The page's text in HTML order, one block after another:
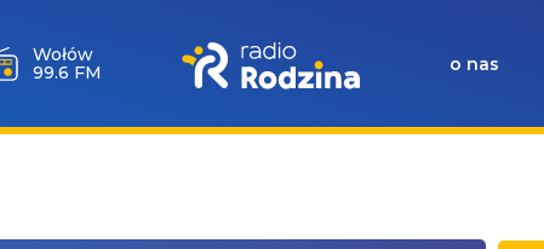
Wołów
99.6 FM
o nas